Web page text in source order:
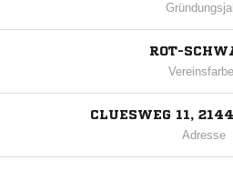
ROT-
CLUESWEG 11,
Adresse